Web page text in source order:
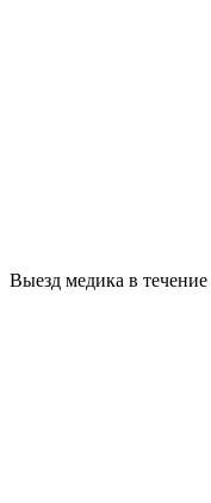
Выезд медика в течение